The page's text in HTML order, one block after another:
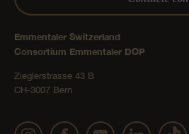
Emmentaler Switzerland
Consortium Emmentaler DOP
Zieglerstrasse 43 B
CH-3007 Bern